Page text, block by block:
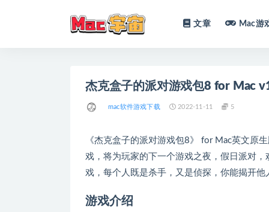
文章 Mac游
杰克盒子的派对游戏包8 for Mac
mac软件游戏下载 2022-11-11 5
《杰克盒子的派对游戏包8》 for Mac英文原
戏，将为玩家的下一个游戏之夜，假日派对
戏，每个人既是杀手，又是侦探，你能揭开
游戏介绍